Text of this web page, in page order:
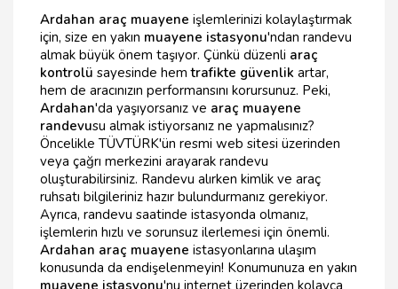
Ardahan araç muayene işlemlerinizi kolaylaştırmak
için, size en yakın muayene istasyonu'ndan randevu
almak büyük önem taşıyor. Çünkü düzenli araç
kontrolü sayesinde hemtrafikte güvenlik artar,
hem de aracınızın performansını korursunuz. Peki,
Ardahan'da yaşıyorsanız ve araç muayene
randevusu almak istiyorsanız ne yapmalısınız?
Öncelikle TÜVTÜRK'ün resmi web sitesi üzerinden
veya çağrı merkezini arayarak randevu
oluşturabilirsiniz. Randevu alırken kimlik ve araç
ruhsatı bilgileriniz hazır bulundurmanız gerekiyor.
Ayrıca, randevu saatinde istasyonda olmanız,
işlemlerin hızlı ve sorunsuz ilerlemesi için önemli.
Ardahan araç muayene istasyonlarına ulaşım
konusunda da endişelenmeyin! Konumunuza en yakın